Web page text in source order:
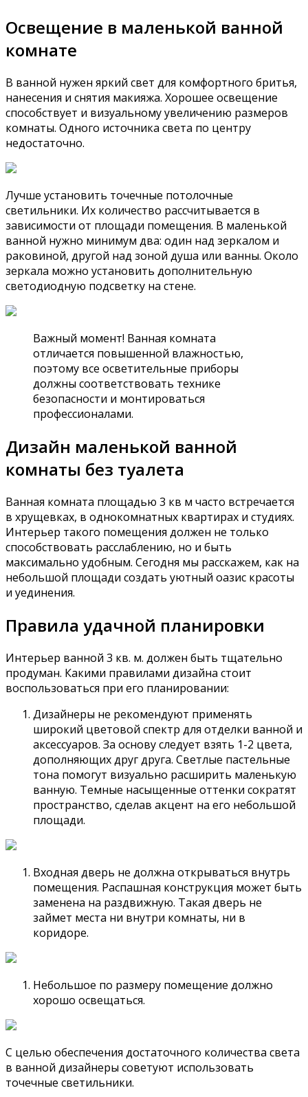
Освещение в маленькой ванной
комнате
В ванной нужен яркий свет для комфортного бритья,
нанесения и снятия макияжа. Хорошее освещение
способствует и визуальному увеличению размеров
комнаты. Одного источника света по центру
недостаточно.
Лучше установить точечные потолочные
светильники. Их количество рассчитывается в
зависимости от площади помещения. В маленькой
ванной нужно минимум два: один над зеркалом и
раковиной, другой над зоной душа или ванны. Около
зеркала можно установить дополнительную
светодиодную подсветку на стене.
Важный момент! Ванная комната
отличается повышенной влажностью,
поэтому все осветительные приборы
должны соответствовать технике
безопасности и монтироваться
профессионалами.
Дизайн маленькой ванной
комнаты без туалета
Ванная комната площадью 3 кв м часто встречается
в хрущевках, в однокомнатных квартирах и студиях.
Интерьер такого помещения должен не только
способствовать расслаблению, но и быть
максимально удобным. Сегодня мы расскажем, как на
небольшой площади создать уютный оазис красоты
и уединения.
Правила удачной планировки
Интерьер ванной 3 кв. м. должен быть тщательно
продуман. Какими правилами дизайна стоит
воспользоваться при его планировании:
Дизайнеры не рекомендуют применять
широкий цветовой спектр для отделки ванной и
аксессуаров. За основу следует взять 1-2 цвета,
дополняющих друг друга. Светлые пастельные
тона помогут визуально расширить маленькую
ванную. Темные насыщенные оттенки сократят
пространство, сделав акцент на его небольшой
площади.
Входная дверь не должна открываться внутрь
помещения. Распашная конструкция может быть
заменена на раздвижную. Такая дверь не
займет места ни внутри комнаты, ни в
коридоре.
Небольшое по размеру помещение должно
хорошо освещаться.
С целью обеспечения достаточного количества света
в ванной дизайнеры советуют использовать
точечные светильники.